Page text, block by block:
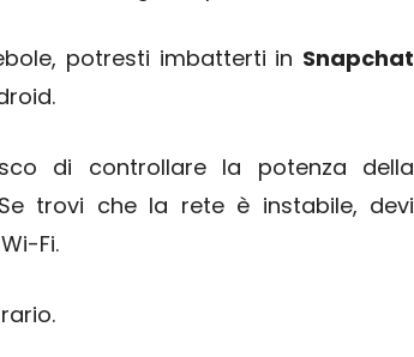
potresti imbatterti in Snapchat
di controllare la potenza della
trovi che la rete è instabile, devi
Fi.